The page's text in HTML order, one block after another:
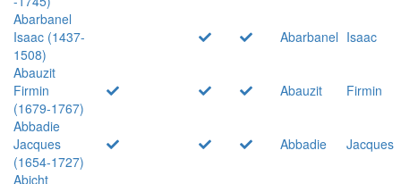
Abarbanel
Isaac (1437-
1508)
Abarbanel Isaac
Abauzit
Firmin
(1679-1767)
Abauzit
Firmin
Abbadie
Jacques
(1654-1727)
Abbadie
Jacques
Abicht